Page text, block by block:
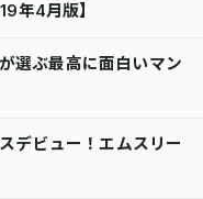
年4月版】
選ぶ最高に面白いマン
デビュー！エムスリー